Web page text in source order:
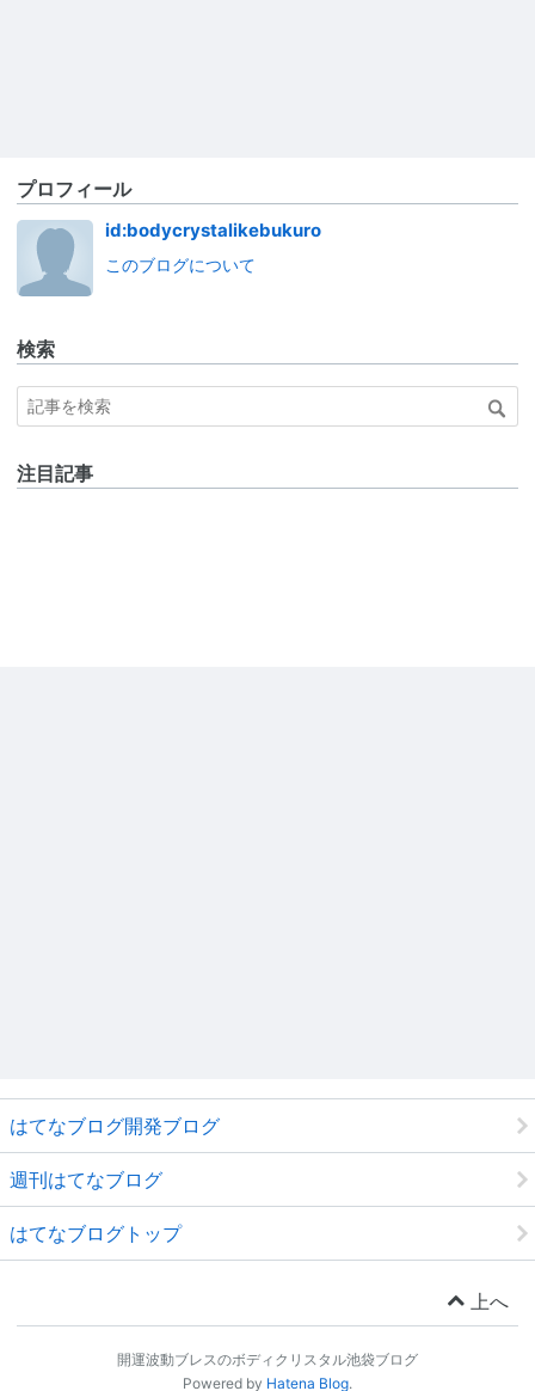
プロフィール
id:bodycrystalikebukuro
このブログについて
検索
注目記事
はてなブログ開発ブログ
週刊はてなブログ
はてなブログトップ
上へ
開運波動ブレスのボディクリスタル池袋ブログ
Powered by Hatena Blog.